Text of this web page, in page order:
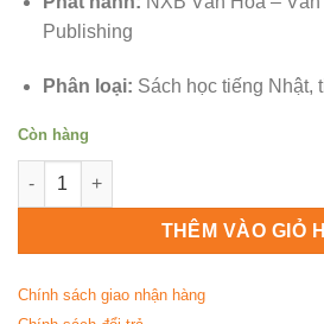
Publishing
Phân loại: Sách học tiếng Nhật,
Còn hàng
Sổ Tay Tiếng Nhật Thương Mại –
THÊM VÀO GIỎ
Chính sách giao nhận hàng